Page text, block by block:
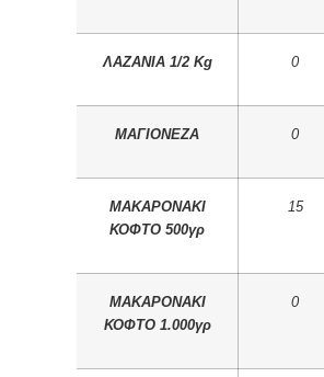
ΛΑΖΑΝΙΑ 1/2 Kg 0
ΜΑΓΙΟΝΕΖΑ 0
ΜΑΚΑΡΟΝΑΚΙ
ΚΟΦΤΟ 500γρ
15
ΜΑΚΑΡΟΝΑΚΙ
ΚΟΦΤΟ 1.000γρ
0